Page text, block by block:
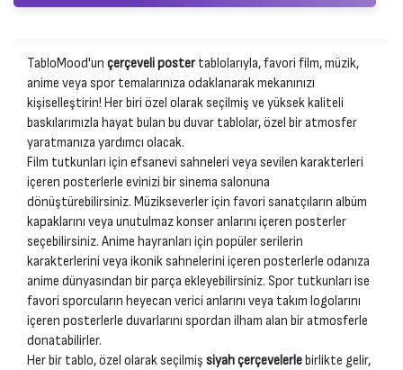
TabloMood'un çerçeveli postertablolarıyla, favori film, müzik,
anime veya spor temalarınıza odaklanarak mekanınızı
kişiselleştirin! Her biri özel olarak seçilmiş ve yüksek kaliteli
baskılarımızla hayat bulan bu duvar tablolar, özel bir atmosfer
yaratmanıza yardımcı olacak.
Film tutkunları için efsanevi sahneleri veya sevilen karakterleri
içeren posterlerle evinizi bir sinema salonuna
dönüştürebilirsiniz. Müzikseverler için favori sanatçıların albüm
kapaklarını veya unutulmaz konser anlarını içeren posterler
seçebilirsiniz. Anime hayranları için popüler serilerin
karakterlerini veya ikonik sahnelerini içeren posterlerle odanıza
anime dünyasından bir parça ekleyebilirsiniz. Spor tutkunları ise
favori sporcuların heyecan verici anlarını veya takım logolarını
içeren posterlerle duvarlarını spordan ilham alan bir atmosferle
donatabilirler.
Her bir tablo, özel olarak seçilmiş siyah çerçevelerlebirlikte gelir,